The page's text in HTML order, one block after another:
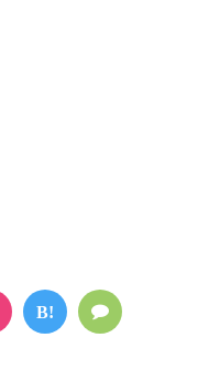
B!